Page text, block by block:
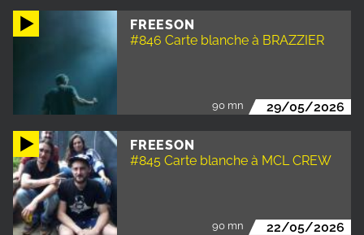
FREESON
#846 Carte blanche à BRAZZIER
90 mn 29/05/2026
FREESON
#845 Carte blanche à MCL CREW
90 mn 22/05/2026